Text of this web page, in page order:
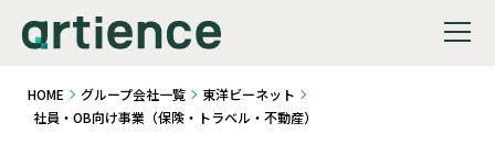
HOME グループ会社一覧
東洋ビーネット
社員・OB向け事業（保険・トラベル・不動産）